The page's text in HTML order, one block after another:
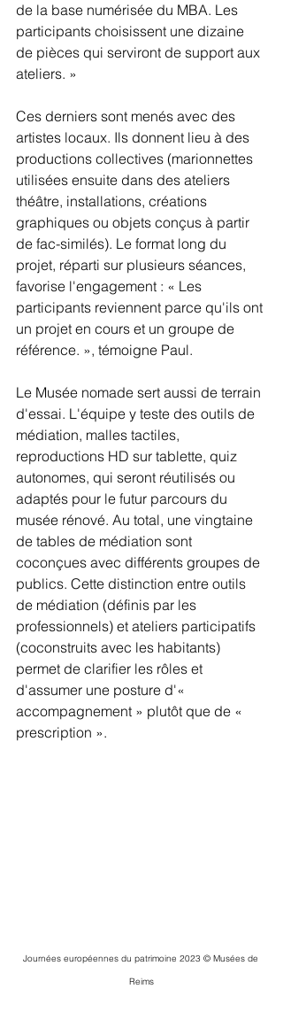
de la base numérisée du MBA. Les
participants choisissent une dizaine
de pièces qui serviront de support aux
ateliers. »
Ces derniers sont menés avec des
artistes locaux. Ils donnent lieu à des
productions collectives (marionnettes
utilisées ensuite dans des ateliers
théâtre, installations, créations
graphiques ou objets conçus à partir
de fac-similés). Le format long du
projet, réparti sur plusieurs séances,
favorise l'engagement : « Les
participants reviennent parce qu'ils ont
un projet en cours et un groupe de
référence. », témoigne Paul.
Le Musée nomade sert aussi de terrain
d'essai. L'équipe y teste des outils de
médiation, malles tactiles,
reproductions HD sur tablette, quiz
autonomes, qui seront réutilisés ou
adaptés pour le futur parcours du
musée rénové. Au total, une vingtaine
de tables de médiation sont
coconçues avec différents groupes de
publics. Cette distinction entre outils
de médiation (définis par les
professionnels) et ateliers participatifs
(coconstruits avec les habitants)
permet de clarifier les rôles et
d'assumer une posture d'«
accompagnement » plutôt que de «
prescription ».
Journées européennes du patrimoine 2023 © Musées de
Reims